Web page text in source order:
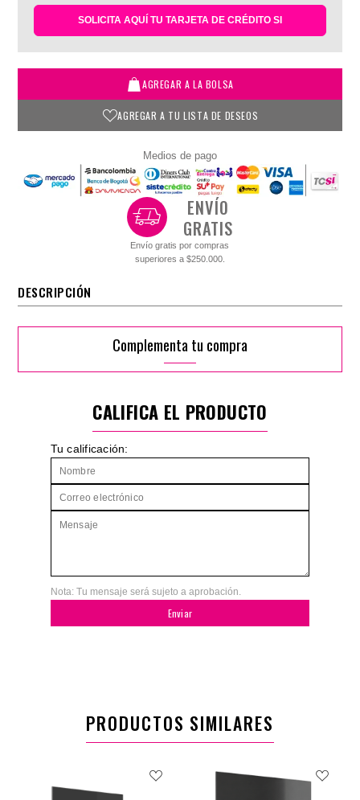
SOLICITA AQUÍ TU TARJETA DE CRÉDITO SI
AGREGAR A LA BOLSA
AGREGAR A TU LISTA DE DESEOS
Medios de pago
ENVÍO
GRATIS
Envío gratis por compras
superiores a $250.000.
DESCRIPCIÓN
Complementa tu compra
CALIFICA EL PRODUCTO
Tu calificación:
Nota: Tu mensaje será sujeto a aprobación.
Enviar
PRODUCTOS SIMILARES